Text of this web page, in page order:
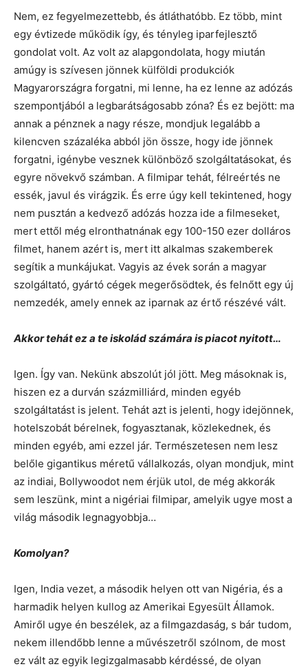
Nem, ez fegyelmezettebb, és átláthatóbb. Ez több, mint
egy évtizede működik így, és tényleg iparfejlesztő
gondolat volt. Az volt az alapgondolata, hogy miután
amúgy is szívesen jönnek külföldi produkciók
Magyarországra forgatni, mi lenne, ha ez lenne az adózás
szempontjából a legbarátságosabb zóna? És ez bejött: ma
annak a pénznek a nagy része, mondjuk legalább a
kilencven százaléka abból jön össze, hogy ide jönnek
forgatni, igénybe vesznek különböző szolgáltatásokat, és
egyre növekvő számban. A filmipar tehát, félreértés ne
essék, javul és virágzik. És erre úgy kell tekintened, hogy
nem pusztán a kedvező adózás hozza ide a filmeseket,
mert ettől még elronthatnának egy 100-150 ezer dolláros
filmet, hanem azért is, mert itt alkalmas szakemberek
segítik a munkájukat. Vagyis az évek során a magyar
szolgáltató, gyártó cégek megerősödtek, és felnőtt egy új
nemzedék, amely ennek az iparnak az értő részévé vált.
Akkor tehát ez a te iskolád számára is piacot nyitott…
Igen. Így van. Nekünk abszolút jól jött. Meg másoknak is,
hiszen ez a durván százmilliárd, minden egyéb
szolgáltatást is jelent. Tehát azt is jelenti, hogy idejönnek,
hotelszobát bérelnek, fogyasztanak, közlekednek, és
minden egyéb, ami ezzel jár. Természetesen nem lesz
belőle gigantikus méretű vállalkozás, olyan mondjuk, mint
az indiai, Bollywoodot nem érjük utol, de még akkorák
sem leszünk, mint a nigériai filmipar, amelyik ugye most a
világ második legnagyobbja…
Komolyan?
Igen, India vezet, a második helyen ott van Nigéria, és a
harmadik helyen kullog az Amerikai Egyesült Államok.
Amiről ugye én beszélek, az a filmgazdaság, s bár tudom,
nekem illendőbb lenne a művészetről szólnom, de most
ez vált az egyik legizgalmasabb kérdéssé, de olyan